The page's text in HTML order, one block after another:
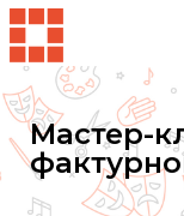
Мастер-